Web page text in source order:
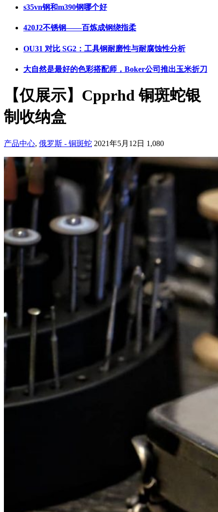
s35vn钢和m390钢哪个好
420J2不锈钢——百炼成钢绕指柔
OU31 对比 SG2：工具钢耐磨性与耐腐蚀性分析
大自然是最好的色彩搭配师，Boker公司推出玉米折刀
【仅展示】Cpprhd 铜斑蛇银
制收纳盒
产品中心, 俄罗斯 - 铜斑蛇 2021年5月12日 1,080